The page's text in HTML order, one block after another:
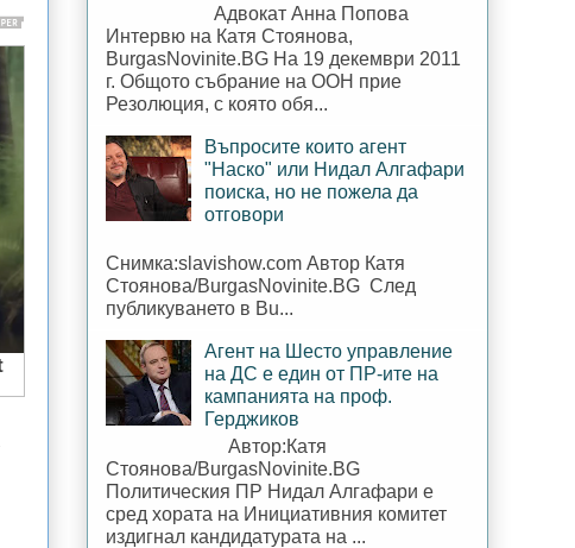
Адвокат Анна Попова
Интервю на Катя Стоянова,
BurgasNovinite.BG На 19 декември 2011
г. Общото събрание на ООН прие
Резолюция, с която обя...
Въпросите които агент
"Наско" или Нидал Алгафари
поиска, но не пожела да
отговори
Снимка:slavishow.com Автор Катя
Стоянова/BurgasNovinite.BG След
публикуването в Bu...
Агент на Шесто управление
на ДС е един от ПР-ите на
кампанията на проф.
Герджиков
Автор:Катя
Стоянова/BurgasNovinite.BG
Политическия ПР Нидал Алгафари е
сред хората на Инициативния комитет
издигнал кандидатурата на ...